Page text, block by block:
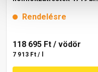
Rendelésre
118 695 Ft / vödör
7 913 Ft / l